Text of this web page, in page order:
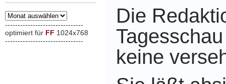
Archivauswahlbox
-------------------------------
optimiert für FF 1024x768
-------------------------------
Die
keine